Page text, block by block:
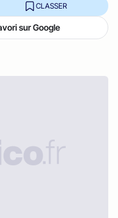
CLASSER
sur Google